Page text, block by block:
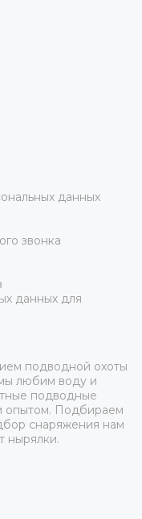
данных
звонка
данных для
подводной охоты
любим воду и
подводные
опытом. Подбираем
снаряжения нам
нырялки.